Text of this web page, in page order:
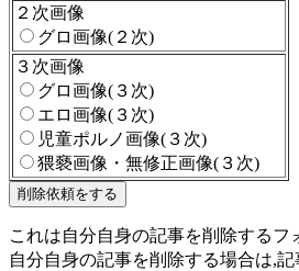
２次画像
グロ画像(２次)
３次画像
グロ画像(３次)
エロ画像(３次)
児童ポルノ画像(３次)
猥褻画像・無修正画像(３次)
これは自分自身の記事を削除するフ
自分自身の記事を削除する場合は,